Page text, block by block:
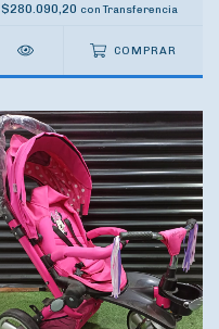
$280.090,20 con Transferencia
COMPRAR